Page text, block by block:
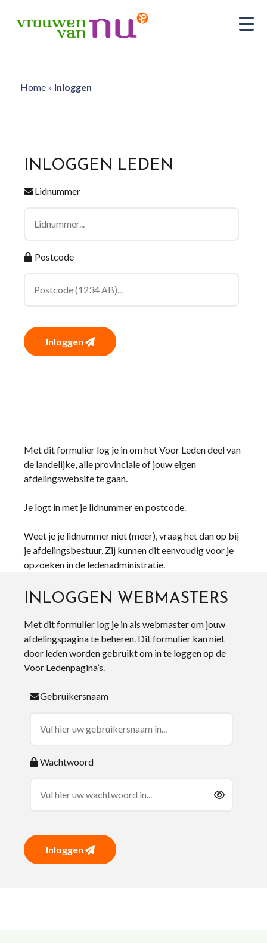
Home» Inloggen
INLOGGEN LEDEN
Lidnummer
Postcode
Inloggen
Met dit formulier log je in om het Voor Leden deel van
de landelijke, alle provinciale of jouw eigen
afdelingswebsite te gaan.
Je logt in met je lidnummer en postcode.
Weet je je lidnummer niet (meer), vraag het dan op bij
je afdelingsbestuur. Zij kunnen dit eenvoudig voor je
opzoeken in de ledenadministratie.
INLOGGEN WEBMASTERS
Met dit formulier log je in als webmaster om jouw
afdelingspagina te beheren. Dit formulier kan niet
door leden worden gebruikt om in te loggen op de
Voor Ledenpagina’s.
Gebruikersnaam
Wachtwoord
Inloggen